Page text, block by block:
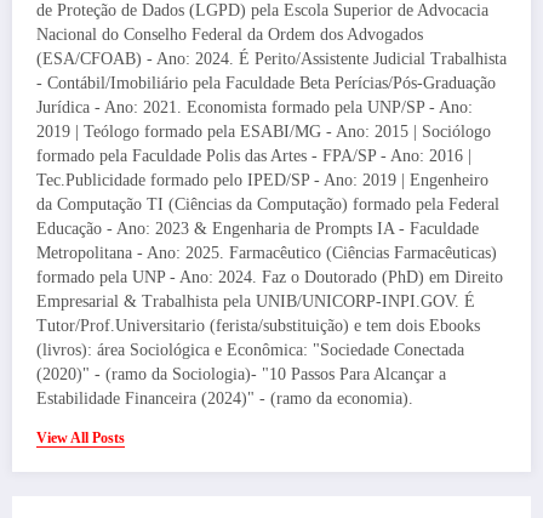
de Proteção de Dados (LGPD) pela Escola Superior de Advocacia
Nacional do Conselho Federal da Ordem dos Advogados
(ESA/CFOAB) - Ano: 2024. É Perito/Assistente Judicial Trabalhista
- Contábil/Imobiliário pela Faculdade Beta Perícias/Pós-Graduação
Jurídica - Ano: 2021. Economista formado pela UNP/SP - Ano:
2019 | Teólogo formado pela ESABI/MG - Ano: 2015 | Sociólogo
formado pela Faculdade Polis das Artes - FPA/SP - Ano: 2016 |
Tec.Publicidade formado pelo IPED/SP - Ano: 2019 | Engenheiro
da Computação TI (Ciências da Computação) formado pela Federal
Educação - Ano: 2023 & Engenharia de Prompts IA - Faculdade
Metropolitana - Ano: 2025. Farmacêutico (Ciências Farmacêuticas)
formado pela UNP - Ano: 2024. Faz o Doutorado (PhD) em Direito
Empresarial & Trabalhista pela UNIB/UNICORP-INPI.GOV. É
Tutor/Prof.Universitario (ferista/substituição) e tem dois Ebooks
(livros): área Sociológica e Econômica: "Sociedade Conectada
(2020)" - (ramo da Sociologia)- "10 Passos Para Alcançar a
Estabilidade Financeira (2024)" - (ramo da economia).
View All Posts